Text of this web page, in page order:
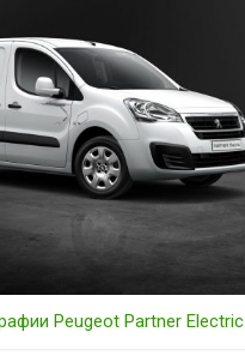
Peugeot Partner Electric